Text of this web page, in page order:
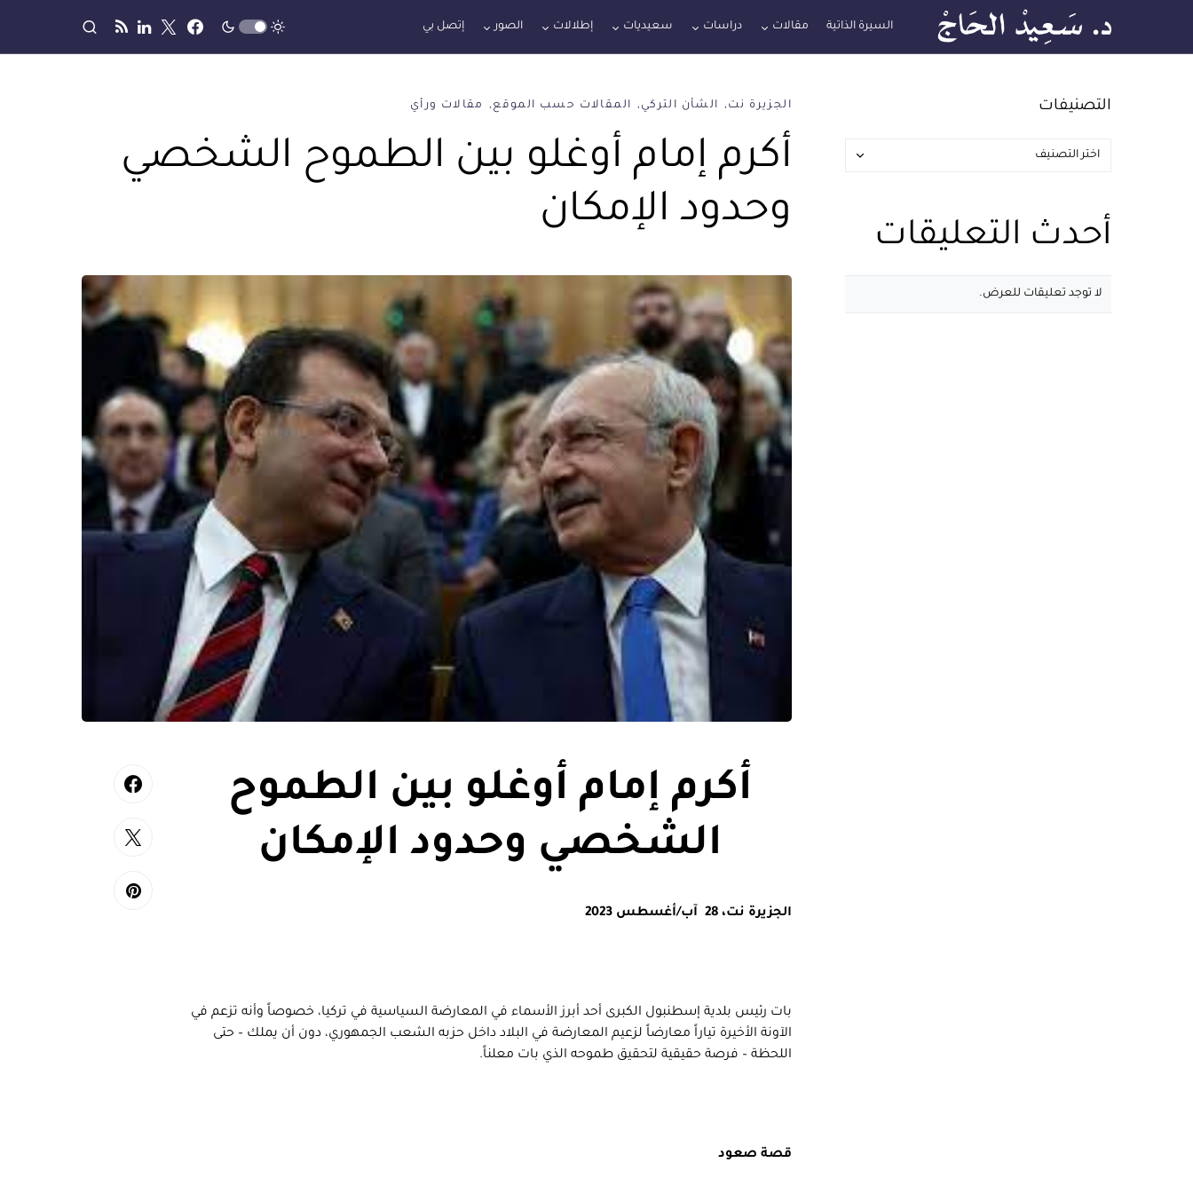
السيرة الذاتية مقالات دراسات سعيديات إطلالات الصور إتصل بي
الجزيرة نت الشأن التركي المقالات حسب الموقع مقالات ورأي
أكرم إمام أوغلو بين الطموح الشخصي
وحدود الإمكان
أكرم إمام أوغلو بين الطموح
الشخصي وحدود الإمكان
الجزيرة نت، 28 آب/أغسطس 2023
بات رئيس بلدية إسطنبول الكبرى أحد أبرز الأسماء في المعارضة السياسية في تركيا، خصوصاً وأنه تزعم في
الآونة الأخيرة تياراً معارضاً لزعيم المعارضة في البلاد داخل حزبه الشعب الجمهوري، دون أن يملك – حتى
اللحظة – فرصة حقيقية لتحقيق طموحه الذي بات معلناً.
قصة صعود
التصنيفات
أحدث التعليقات
لا توجد تعليقات للعرض.